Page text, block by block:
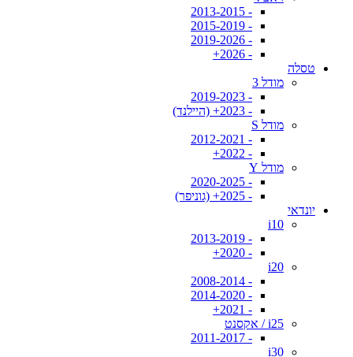
- 2013-2015
- 2015-2019
- 2019-2026
- 2026+
טסלה
מודל 3
- 2019-2023
- 2023+ (היילנד)
מודל S
- 2012-2021
- 2022+
מודל Y
- 2020-2025
- 2025+ (גוניפר)
יונדאי
i10
- 2013-2019
- 2020+
i20
- 2008-2014
- 2014-2020
- 2021+
i25 / אקסנט
- 2011-2017
i30